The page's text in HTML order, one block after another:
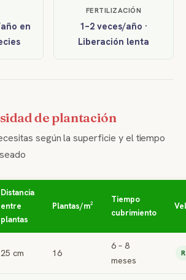
en
FERTILIZACIÓN
1–2 veces/año ·
Liberación lenta
de plantación
según la superficie y el tiempo
Distancia
entre
plantas
Plantas/m²
Tiempo
cubrimiento
25 cm 16
6 – 8
meses